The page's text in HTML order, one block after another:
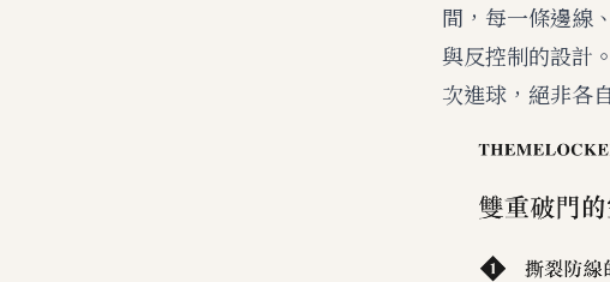
間，每一條邊線
與反控制的設計
次進球，絕非各